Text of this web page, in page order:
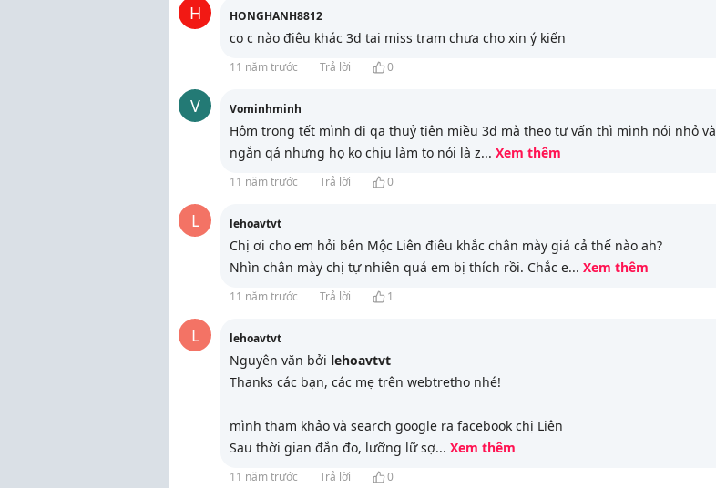
H HONGHANH8812
co c nào điêu khác 3d tai miss tram chưa cho xin ý kiến
11 năm trước Trả lời 0
V Vominhminh
Hôm trong tết mình đi qa thuỷ tiên miều 3d mà theo tư vấn thì mình nói nhỏ và
ngắn qá nhưng họ ko chịu làm to nói là z... Xem thêm
11 năm trước Trả lời 0
L lehoavtvt
Chị ơi cho em hỏi bên Mộc Liên điêu khắc chân mày giá cả thế nào ah?
Nhìn chân mày chị tự nhiên quá em bị thích rồi. Chắc e... Xem thêm
11 năm trước Trả lời 1
L lehoavtvt
Nguyên văn bởi lehoavtvt
Thanks các bạn, các mẹ trên webtretho nhé!
mình tham khảo và search google ra facebook chị Liên
Sau thời gian đắn đo, lưỡng lữ sợ... Xem thêm
11 năm trước Trả lời 0